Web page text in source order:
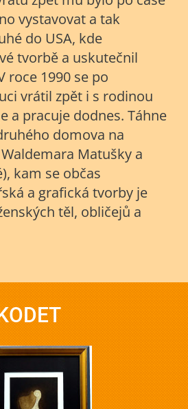
vystavovat a tak
do USA, kde
tvorbě a uskutečnil
roce 1990 se po
vrátil zpět i s rodinou
a pracuje dodnes. Táhne
domova na
Matušky a
kam se občas
a grafická tvorby je
těl, obličejů a